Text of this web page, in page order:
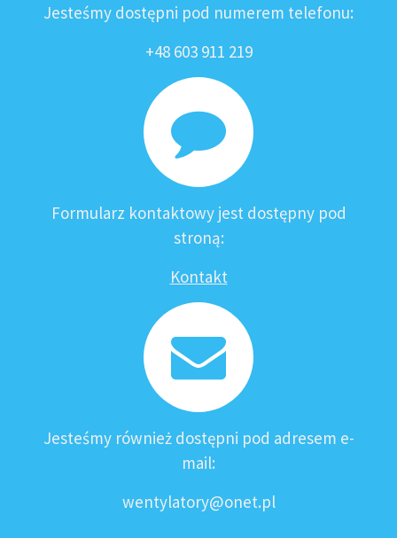
Jesteśmy dostępni pod numerem telefonu:
+48 603 911 219
Formularz kontaktowy jest dostępny pod
stroną:
Kontakt
Jesteśmy również dostępni pod adresem e-
mail:
wentylatory@onet.pl